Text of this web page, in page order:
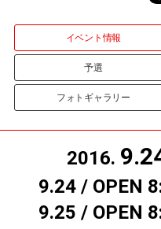
イベント情報
予選
フォトギャラリー
2016.
9.24 / OPEN
9.25 / OPEN